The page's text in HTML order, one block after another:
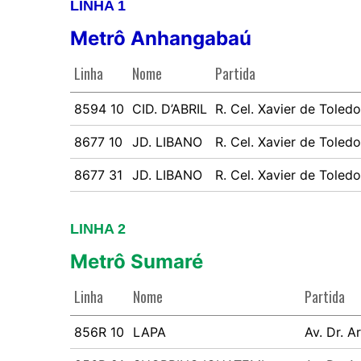
LINHA 1
Metrô Anhangabaú
Linha Nome Partida
8594 10 CID. D’ABRIL R. Cel. Xavier de Toledo
8677 10 JD. LIBANO R. Cel. Xavier de Toledo
8677 31 JD. LIBANO R. Cel. Xavier de Toledo
LINHA 2
Metrô Sumaré
Linha Nome Partida
856R 10 LAPA Av. Dr.